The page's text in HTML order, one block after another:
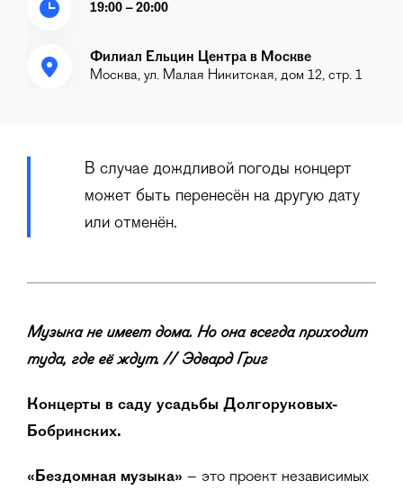
19:00 – 20:00
Филиал Ельцин Центра в Москве
Москва, ул. Малая Никитская, дом 12, стр. 1
В случае дождливой погоды концерт
может быть перенесён на другую дату
или отменён.
Музыка не имеет дома. Но она всегда приходит
туда, где её ждут. // Эдвард Григ
Концерты в саду усадьбы Долгоруковых-
Бобринских.
«Бездомная музыка» – это проект независимых